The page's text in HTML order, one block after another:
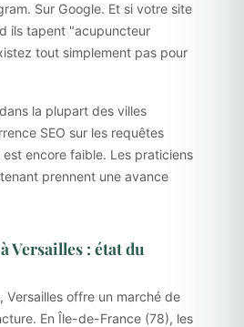
Sur Google. Et si votre site
ils tapent "acupuncteur
tout simplement pas pour
la plupart des villes
SEO sur les requêtes
encore faible. Les praticiens
prennent une avance
Versailles : état du
Versailles offre un marché de
En Île-de-France (78), les